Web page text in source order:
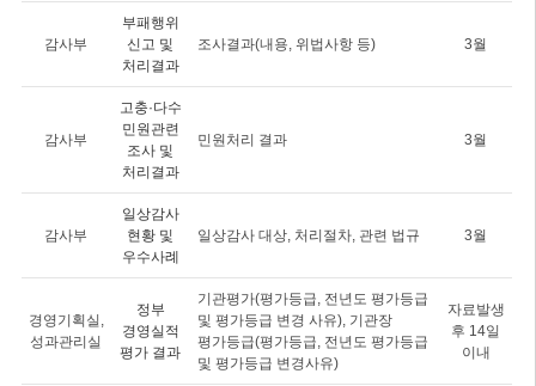
감사부
부패행위
신고 및
처리결과
조사결과(내용, 위법사항 등) 3월
감사부
고충·다수
민원관련
조사 및
처리결과
민원처리 결과 3월
감사부
일상감사
현황 및
우수사례
일상감사 대상, 처리절차, 관련 법규 3월
경영기획실,
성과관리실
정부
경영실적
평가 결과
기관평가(평가등급, 전년도 평가등급
및 평가등급 변경 사유), 기관장
평가등급(평가등급, 전년도 평가등급
및 평가등급 변경사유)
자료발생
후 14일
이내